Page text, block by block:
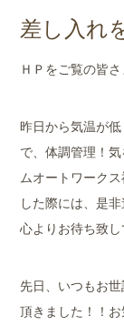
差し入れ
ＨＰをご覧の皆
昨日から気温が
で、体調管理！
ムオートワーク
した際には、是
心よりお待ち致
先日、いつもお
頂きました！！